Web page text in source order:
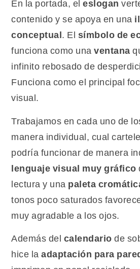
En la portada, eleslogan
contenido y se apoya en una
conceptual. El símbolo de
funciona como unaventana
infinito rebosado de
Funciona como el principal
visual.
Trabajamos en cada uno de
manera individual, cual
podría funcionar de manera
lenguaje visual muy gráfico
lectura y una paleta
tonos poco saturados
muy agradable a los ojos.
Además del calendario de
hice laadaptación para